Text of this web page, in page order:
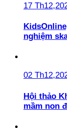
17
nghiệm
02
Hội thảo
mầm non